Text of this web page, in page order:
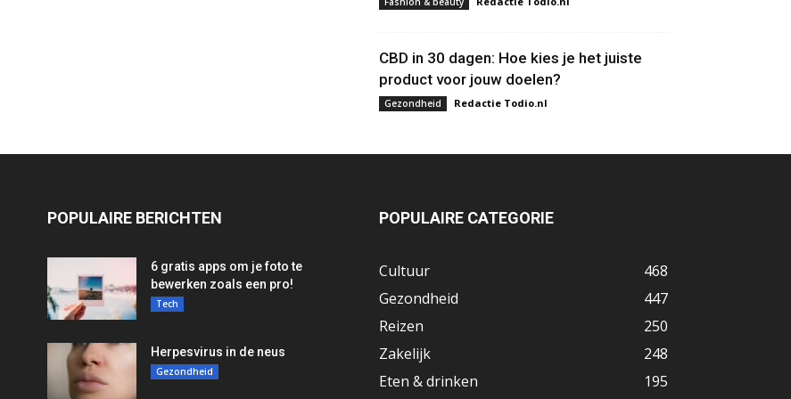
CBD in 30 dagen: Hoe kies je het juiste
product voor jouw doelen?
Gezondheid Redactie Todio.nl
POPULAIRE BERICHTEN
6 gratis apps om je foto te
bewerken zoals een pro!
Tech
Herpesvirus in de neus
Gezondheid
POPULAIRE CATEGORIE
Cultuur
468
Gezondheid
447
Reizen
250
Zakelijk
248
Eten & drinken
195